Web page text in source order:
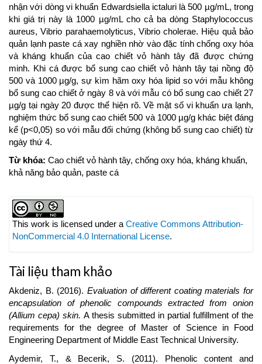
nhận với dòng vi khuẩn Edwardsiella ictaluri là 500 µg/mL, trong
khi giá trị này là 1000 µg/mL cho cả ba dòng Staphylococcus
aureus, Vibrio parahaemolyticus, Vibrio cholerae. Hiệu quả bảo
quản lạnh paste cá xay nghiền nhờ vào đặc tính chống oxy hóa
và kháng khuẩn của cao chiết vỏ hành tây đã được chứng
minh. Khi cá được bổ sung cao chiết vỏ hành tây tại nồng độ
500 và 1000 µg/g, sự kìm hãm oxy hóa lipid so với mẫu không
bổ sung cao chiết ở ngày 8 và với mẫu có bổ sung cao chiết 27
µg/g tại ngày 20 được thể hiện rõ. Về mật số vi khuẩn ưa lạnh,
nghiệm thức bổ sung cao chiết 500 và 1000 µg/g khác biệt đáng
kể (p<0,05) so với mẫu đối chứng (không bổ sung cao chiết) từ
ngày thứ 4.
Từ khóa: Cao chiết vỏ hành tây, chống oxy hóa, kháng khuẩn,
khả năng bảo quản, paste cá
Article
Details
This work is licensed under a Creative Commons Attribution-
NonCommercial 4.0 International License.
Tài liệu tham khảo
Akdeniz, B. (2016). Evaluation of different coating materials for
encapsulation of phenolic compounds extracted from onion
(Allium cepa) skin. A thesis submitted in partial fulfillment of the
requirements for the degree of Master of Science in Food
Engineering Department of Middle East Technical University.
Aydemir, T., & Becerik, S. (2011). Phenolic content and